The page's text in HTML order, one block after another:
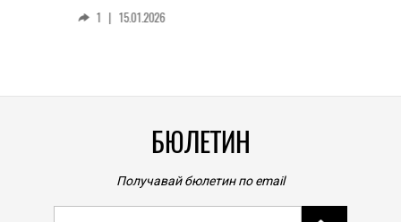
1 | 15.01.2026
БЮЛЕТИН
Получавай бюлетин по email